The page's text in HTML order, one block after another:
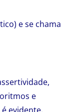
e se chama
e